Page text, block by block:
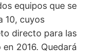
equipos que se
10, cuyos
directo para las
2016. Quedará